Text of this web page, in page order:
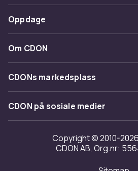
Spor pakke
Angre & returner her
Kontakt oss
Betaling
Levering
Tilbakekallinger
Oppdage
Kategorier
Varemerker
Om CDON
Om oss
Kundeanmeldelser
Jobbe på CDON
Investor relations
Tilgjengelighet
CDONs markedsplass
Merchant Help Center
CDON på sosiale medier
Copyright © 2010-2026
CDON AB, Org.nr: